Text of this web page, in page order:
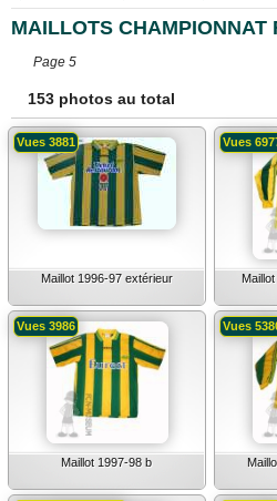
MAILLOTS CHAMPIONNAT
Page 5
153 photos au total
Maillot 1996-97 extérieur
Vues 3881 Vues
Maillot 1997-98 b
Vues 3986 Vues